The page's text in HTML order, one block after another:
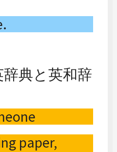
典と英和辞
paper,